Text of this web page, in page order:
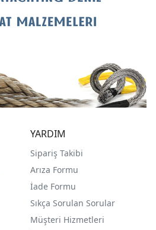
YARDIM
Sipariş Takibi
Arıza Formu
İade Formu
Sıkça Sorulan Sorular
Müşteri Hizmetleri